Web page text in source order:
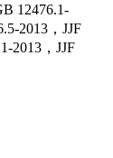
12476.1-
2013，JJF
2013，JJF